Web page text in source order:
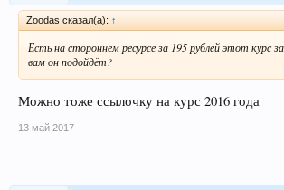
Zoodas сказал(а): ↑
Есть на стороннем ресурсе за 195 рублей этот курс
вам он подойдёт?
Можно тоже ссылочку на курс 2016 года
13 май 2017